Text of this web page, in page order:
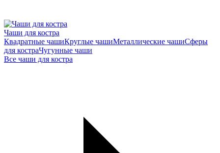
Чаши для костра
Квадратные чашиКруглые чашиМеталлические чашиСферы
для костраЧугунные чаши
Все чаши для костра